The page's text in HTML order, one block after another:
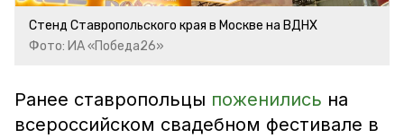
Стенд Ставропольского края в Москве на ВДНХ
Фото: ИА «Победа26»
Ранее ставропольцы поженились на
всероссийском свадебном фестивале в